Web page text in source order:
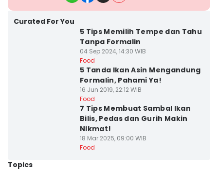
Curated For You
5 Tips Memilih Tempe dan Tahu
Tanpa Formalin
04 Sep 2024, 14:30 WIB
Food
5 Tanda Ikan Asin Mengandung
Formalin, Pahami Ya!
16 Jun 2019, 22:12 WIB
Food
7 Tips Membuat Sambal Ikan
Bilis, Pedas dan Gurih Makin
Nikmat!
18 Mar 2025, 09:00 WIB
Food
Topics